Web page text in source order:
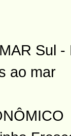
Sul -
ao mar